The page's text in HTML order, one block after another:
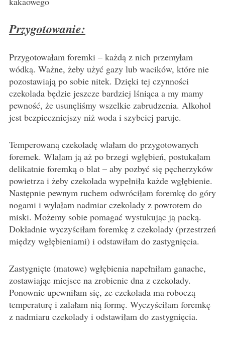
Przygotowanie:
Przygotowałam foremki – każdą z nich przemyłam
wódką. Ważne, żeby użyć gazy lub wacików, które nie
pozostawiają po sobie nitek. Dzięki tej czynności
czekolada będzie jeszcze bardziej lśniąca a my mamy
pewność, że usunęliśmy wszelkie zabrudzenia. Alkohol
jest bezpieczniejszy niż woda i szybciej paruje.
Temperowaną czekoladę wlałam do przygotowanych
foremek. Wlałam ją aż po brzegi wgłębień, postukałam
delikatnie foremką o blat – aby pozbyć się pęcherzyków
powietrza i żeby czekolada wypełniła każde wgłębienie.
Następnie pewnym ruchem odwróciłam foremkę do góry
nogami i wylałam nadmiar czekolady z powrotem do
miski. Możemy sobie pomagać wystukując ją packą.
Dokładnie wyczyściłam foremkę z czekolady (przestrzeń
między wgłębieniami) i odstawiłam do zastygnięcia.
Zastygnięte (matowe) wgłębienia napełniłam ganache,
zostawiając miejsce na zrobienie dna z czekolady.
Ponownie upewniłam się, ze czekolada ma roboczą
temperaturę i zalałam nią formę. Wyczyściłam foremkę
z nadmiaru czekolady i odstawiłam do zastygnięcia.